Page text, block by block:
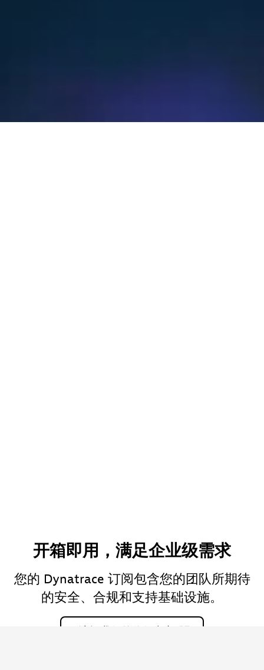
开箱即用，满足企业级需求
您的 Dynatrace 订阅包含您的团队所期待
的安全、合规和支持基础设施。